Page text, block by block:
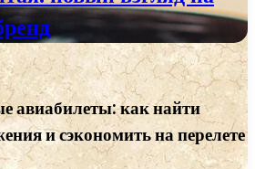
авиабилеты: как найти
и сэкономить на перелете